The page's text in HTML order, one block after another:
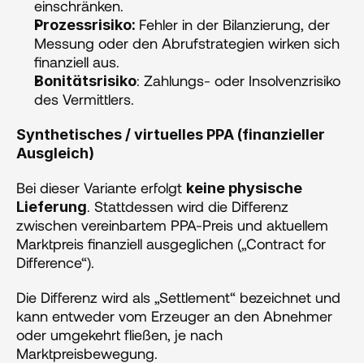
einschränken.
Prozessrisiko: Fehler in der Bilanzierung, der
Messung oder den Abrufstrategien wirken sich
finanziell aus.
Bonitätsrisiko: Zahlungs- oder Insolvenzrisiko
des Vermittlers.
Synthetisches / virtuelles PPA (finanzieller
Ausgleich)
Bei dieser Variante erfolgt keine physische
Lieferung. Stattdessen wird die Differenz
zwischen vereinbartem PPA-Preis und aktuellem
Marktpreis finanziell ausgeglichen („Contract for
Difference“).
Die Differenz wird als „Settlement“ bezeichnet und
kann entweder vom Erzeuger an den Abnehmer
oder umgekehrt fließen, je nach
Marktpreisbewegung.